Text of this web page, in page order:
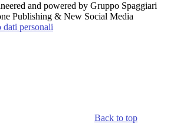
and powered by Gruppo Spaggiari
Publishing & New Social Media
dati personali
Back to top